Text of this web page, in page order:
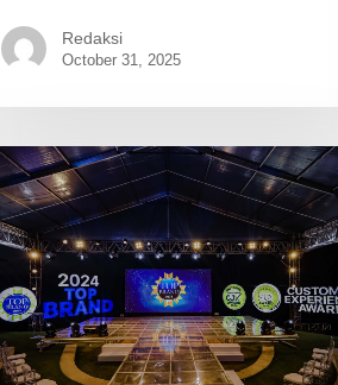
Redaksi
October 31, 2025